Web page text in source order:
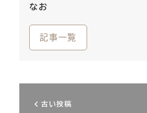
なお
記事一覧
古い投稿